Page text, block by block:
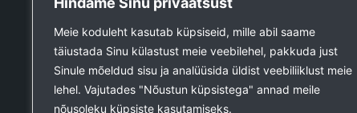
Meie koduleht kasutab küpsiseid, mille abil saame
täiustada Sinu külastust meie veebilehel, pakkuda just
Sinule mõeldud sisu ja analüüsida üldist veebiliiklust meie
lehel. Vajutades "Nõustun küpsistega" annad meile
nõusoleku küpsiste kasutamiseks.
Kuulutused
Firmad ja teenused
Ehitustööde päring
Ehitusmaterjali päring